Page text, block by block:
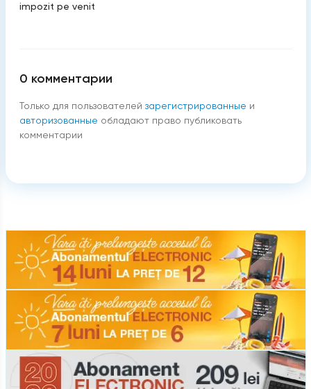
impozit pe venit
0 комментарии
Только для пользователей зарегистрированные и
авторизованные обладают право публиковать
комментарии